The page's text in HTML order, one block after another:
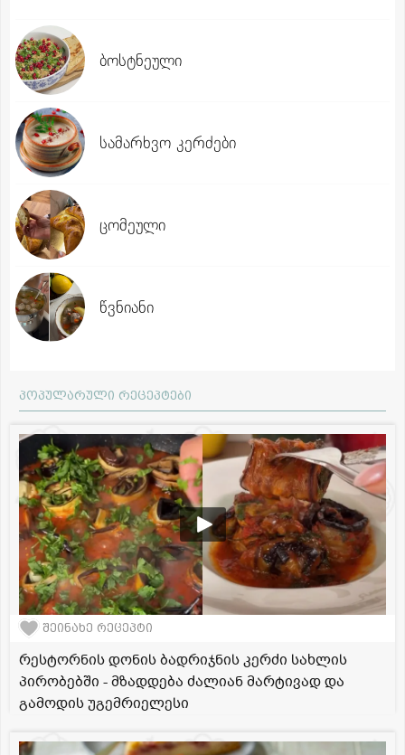
ბოსტნეული
სამარხვო კერძები
ცომეული
წვნიანი
პოპულარული რეცეპტები
შეინახე რეცეპტი
რესტორნის დონის ბადრიჯნის კერძი სახლის
პირობებში - მზადდება ძალიან მარტივად და
გამოდის უგემრიელესი